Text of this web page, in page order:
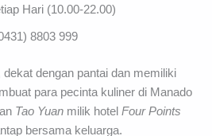
8803 999
dengan pantai dan memiliki